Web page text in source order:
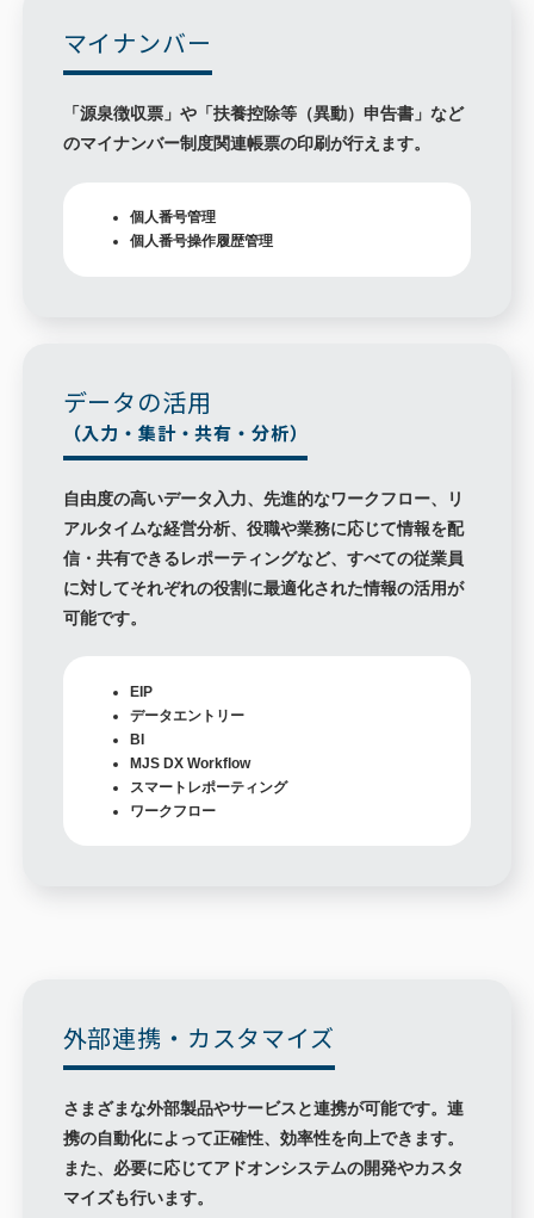
マイナンバー
「源泉徴収票」や「扶養控除等（異動）申告書」など
のマイナンバー制度関連帳票の印刷が行えます。
個人番号管理
個人番号操作履歴管理
データの活用
（入力・集計・共有・分析）
自由度の高いデータ入力、先進的なワークフロー、リ
アルタイムな経営分析、役職や業務に応じて情報を配
信・共有できるレポーティングなど、すべての従業員
に対してそれぞれの役割に最適化された情報の活用が
可能です。
EIP
データエントリー
BI
MJS DX Workflow
スマートレポーティング
ワークフロー
外部連携・カスタマイズ
さまざまな外部製品やサービスと連携が可能です。連
携の自動化によって正確性、効率性を向上できます。
また、必要に応じてアドオンシステムの開発やカスタ
マイズも行います。